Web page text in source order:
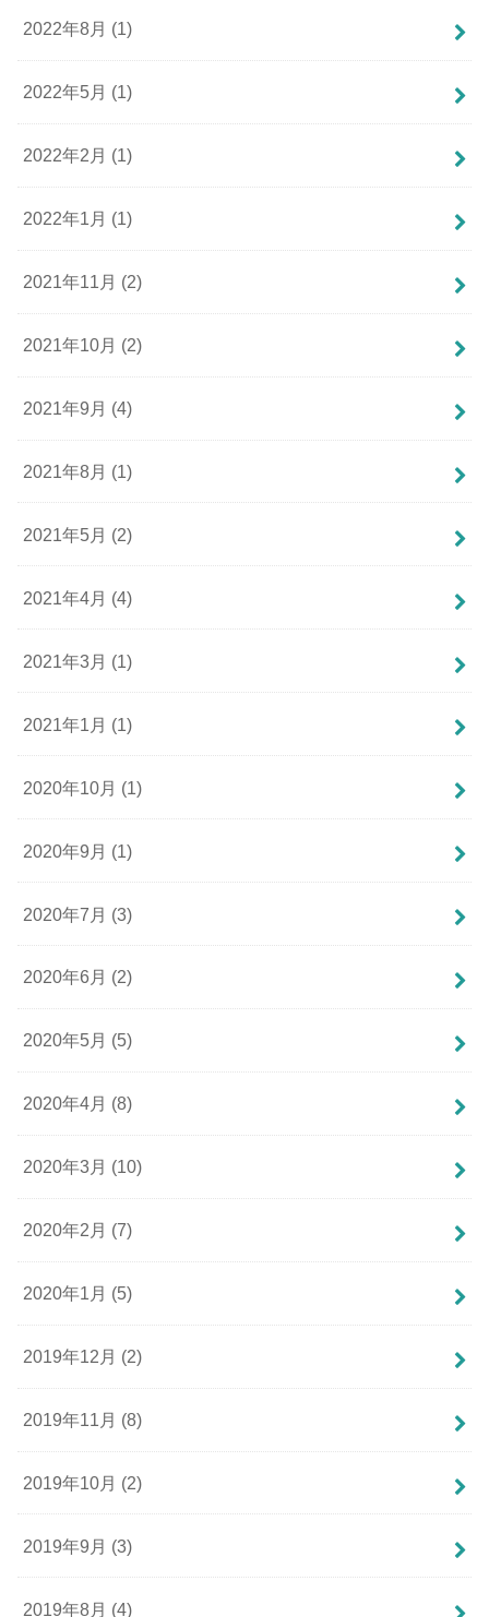
2022年8月 (1)
2022年5月 (1)
2022年2月 (1)
2022年1月 (1)
2021年11月 (2)
2021年10月 (2)
2021年9月 (4)
2021年8月 (1)
2021年5月 (2)
2021年4月 (4)
2021年3月 (1)
2021年1月 (1)
2020年10月 (1)
2020年9月 (1)
2020年7月 (3)
2020年6月 (2)
2020年5月 (5)
2020年4月 (8)
2020年3月 (10)
2020年2月 (7)
2020年1月 (5)
2019年12月 (2)
2019年11月 (8)
2019年10月 (2)
2019年9月 (3)
2019年8月 (4)